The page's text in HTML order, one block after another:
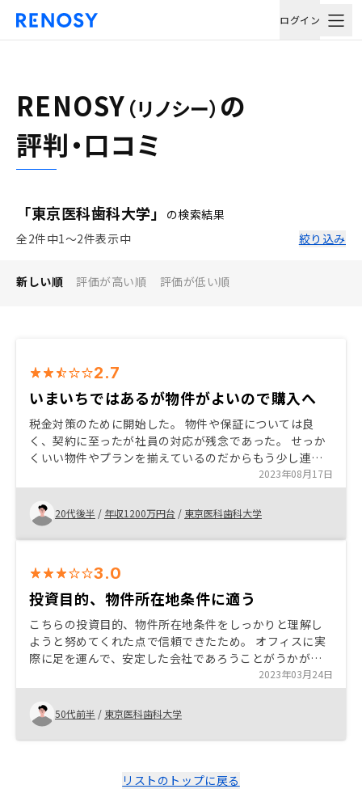
ログイン
RENOSY （リノシー） の
評判・口コミ
「東京医科歯科大学」
の検索結果
全2件中1〜2件表示中
絞り込み
新しい順 評価が高い順 評価が低い順
2.7
いまいちではあるが物件がよいので購入へ
税金対策のために開始した。 物件や保証については良
く、契約に至ったが社員の対応が残念であった。 せっか
くいい物件やプランを揃えているのだからもう少し連携
の取れた分かりやすい説明をしてほしいものだ。 不動産
投資に慣れている方ならおすすめかと感じる。
2023年08月17日
20代後半 / 年収1200万円台 / 東京医科歯科大学
3.0
投資目的、物件所在地条件に適う
こちらの投資目的、物件所在地条件をしっかりと理解し
ようと努めてくれた点で信頼できたため。 オフィスに実
際に足を運んで、安定した会社であろうことがうかがわ
れた。 担当者が熱心であったため、いい物件があれば
RENOSYで購入しようと思った。
2023年03月24日
50代前半 / 東京医科歯科大学
リストのトップに戻る